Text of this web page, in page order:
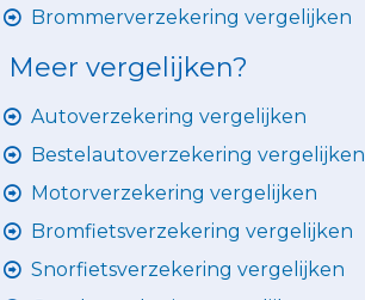
Brommerverzekering vergelijken
Meer vergelijken?
Autoverzekering vergelijken
Bestelautoverzekering vergelijken
Motorverzekering vergelijken
Bromfietsverzekering vergelijken
Snorfietsverzekering vergelijken